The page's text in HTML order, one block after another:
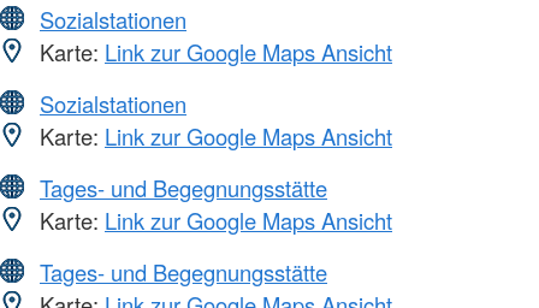
Sozialstationen
Karte: Link zur Google Maps Ansicht
Sozialstationen
Karte: Link zur Google Maps Ansicht
Tages- und Begegnungsstätte
Karte: Link zur Google Maps Ansicht
Tages- und Begegnungsstätte